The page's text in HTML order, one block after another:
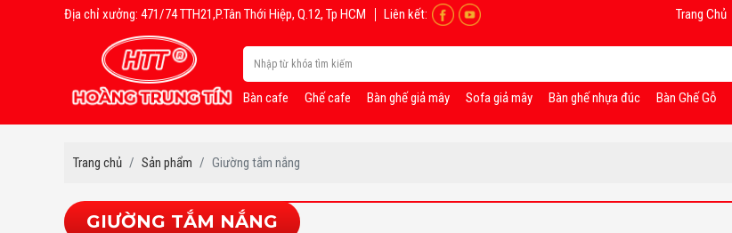
Địa chỉ xưởng: 471/74 TTH21,P.Tân Thới Hiệp, Q.12, Tp HCM Liên kết: Trang Chủ
Bàn cafe Ghế cafe Bàn ghế giả mây Sofa giả mây Bàn ghế nhựa đúc Bàn Ghế Gỗ
Trang chủ Sản phẩm Giường tắm nắng
GIƯỜNG TẮM NẮNG